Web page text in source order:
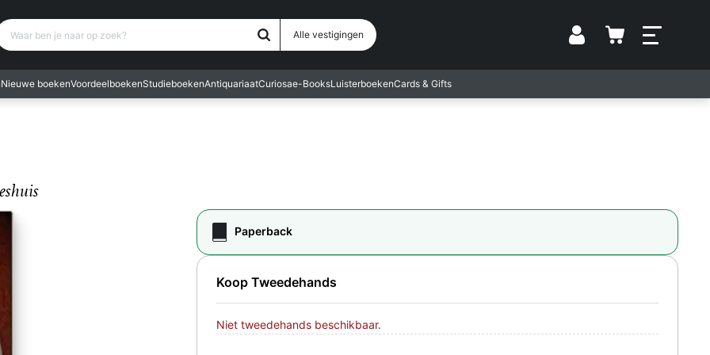
Alle vestigingen Vestiging
ben je naar op zoek?
Nieuwe boekenVoordeelboekenStudieboekenAntiquariaatCuriosae-BooksLuisterboekenCards & Gifts
Paperback
Koop Tweedehands
Niet tweedehands beschikbaar.